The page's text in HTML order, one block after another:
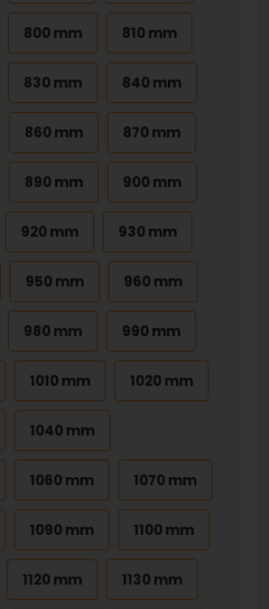
800 mm 810 mm
830 mm 840 mm
860 mm 870 mm
890 mm 900 mm
920 mm 930 mm
950 mm 960 mm
980 mm 990 mm
1010 mm 1020 mm
1040 mm
1060 mm 1070 mm
1090 mm 1100 mm
1120 mm 1130 mm